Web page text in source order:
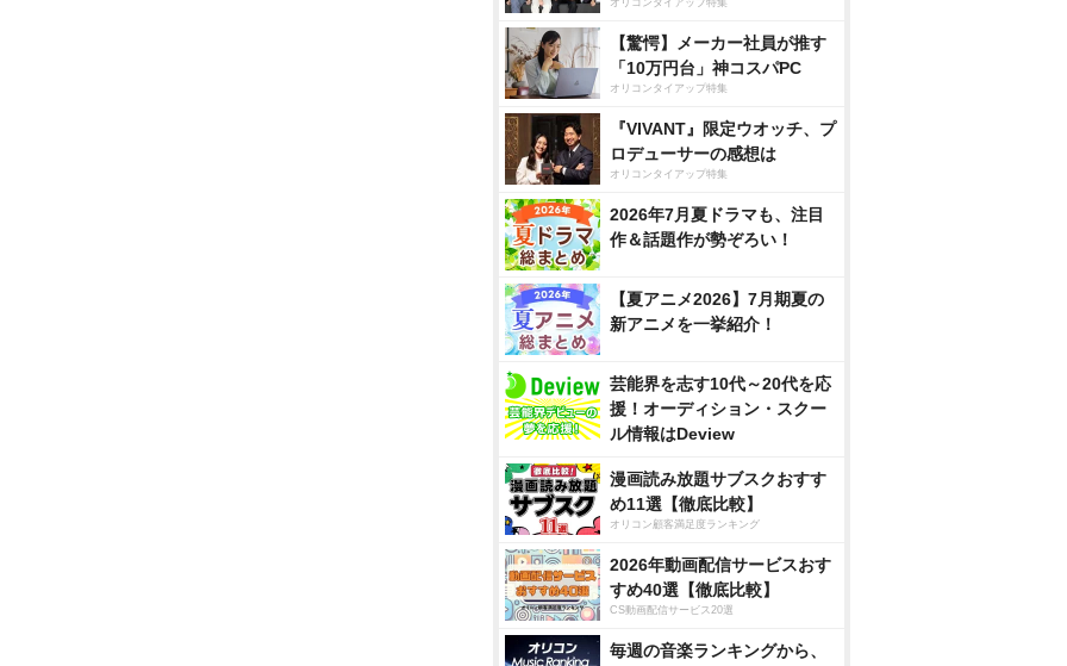
オリコンタイアップ特集
【驚愕】メーカー社員が推す
「10万円台」神コスパPC
オリコンタイアップ特集
『VIVANT』限定ウオッチ、プ
ロデューサーの感想は
オリコンタイアップ特集
2026年7月夏ドラマも、注目
作＆話題作が勢ぞろい！
【夏アニメ2026】7月期夏の
新アニメを一挙紹介！
芸能界を志す10代～20代を応
援！オーディション・スクー
ル情報はDeview
漫画読み放題サブスクおすす
め11選【徹底比較】
オリコン顧客満足度ランキング
2026年動画配信サービスおす
すめ40選【徹底比較】
CS動画配信サービス20選
毎週の音楽ランキングから、